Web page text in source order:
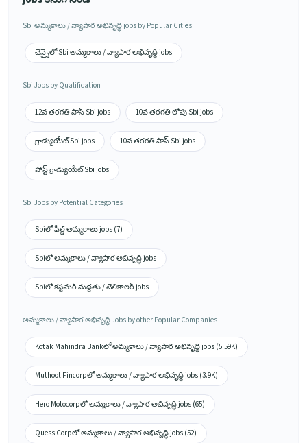
Sbi అమ్మకాలు / వ్యాపార అభివృద్ధి jobs by Popular Cities
చెన్నైలో Sbi అమ్మకాలు / వ్యాపార అభివృద్ధి jobs
Sbi Jobs by Qualification
12వ తరగతి పాస్ Sbi jobs 10వ తరగతి లోపు Sbi jobs
గ్రాడ్యుయేట్ Sbi jobs 10వ తరగతి పాస్ Sbi jobs
పోస్ట్ గ్రాడ్యుయేట్ Sbi jobs
Sbi Jobs by Potential Categories
Sbiలో ఫీల్డ్ అమ్మకాలు jobs (7)
Sbiలో అమ్మకాలు / వ్యాపార అభివృద్ధి jobs
Sbiలో కస్టమర్ మద్దతు / టెలికాలర్ jobs
అమ్మకాలు / వ్యాపార అభివృద్ధి Jobs by other Popular Companies
Kotak Mahindra Bankలో అమ్మకాలు / వ్యాపార అభివృద్ధి jobs (5.59K)
Muthoot Fincorpలో అమ్మకాలు / వ్యాపార అభివృద్ధి jobs (3.9K)
Hero Motocorpలో అమ్మకాలు / వ్యాపార అభివృద్ధి jobs (65)
Quess Corpలో అమ్మకాలు / వ్యాపార అభివృద్ధి jobs (52)